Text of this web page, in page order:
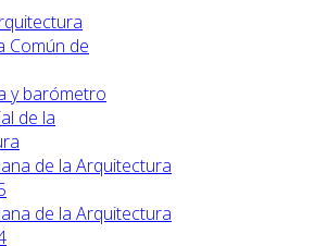
Común de
y barómetro
de la
de la Arquitectura
de la Arquitectura